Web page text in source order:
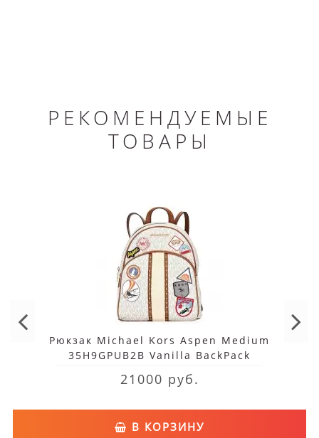
РЕКОМЕНДУЕМЫЕ
ТОВАРЫ
Рюкзак Michael Kors Aspen Medium
35H9GPUB2B Vanilla BackPack
21000 руб.
В КОРЗИНУ